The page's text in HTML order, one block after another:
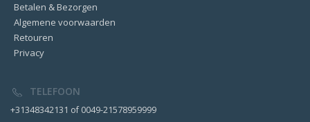
Betalen & Bezorgen
Algemene voorwaarden
Retouren
Privacy
TELEFOON
+31348342131 of 0049-21578959999